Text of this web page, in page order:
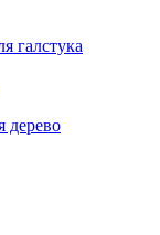
галстука
дерево